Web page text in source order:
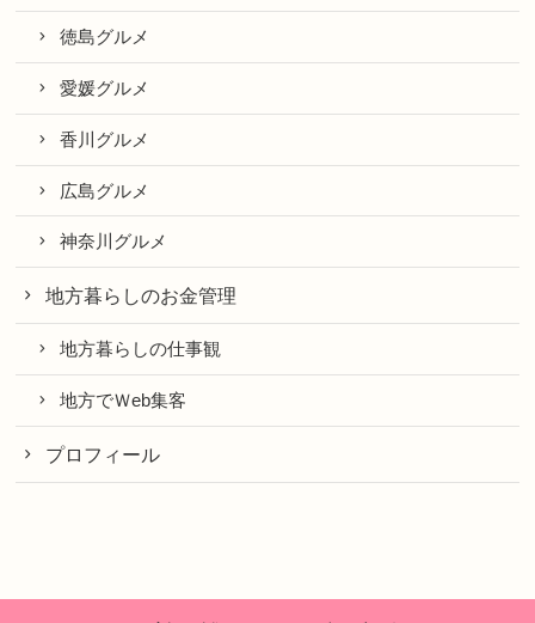
徳島グルメ
愛媛グルメ
香川グルメ
広島グルメ
神奈川グルメ
地方暮らしのお金管理
地方暮らしの仕事観
地方でＷeb集客
プロフィール